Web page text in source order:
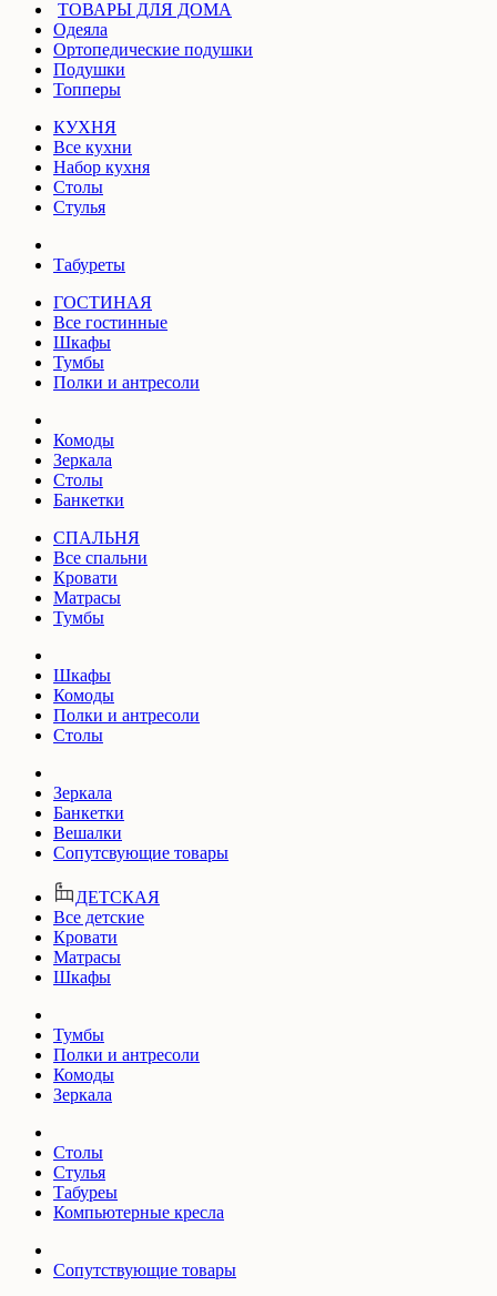
ТОВАРЫ ДЛЯ ДОМА
Одеяла
Ортопедические подушки
Подушки
Топперы
КУХНЯ
Все кухни
Набор кухня
Столы
Стулья
Табуреты
ГОСТИНАЯ
Все гостинные
Шкафы
Тумбы
Полки и антресоли
Комоды
Зеркала
Столы
Банкетки
СПАЛЬНЯ
Все спальни
Кровати
Матрасы
Тумбы
Шкафы
Комоды
Полки и антресоли
Столы
Зеркала
Банкетки
Вешалки
Сопутсвующие товары
ДЕТСКАЯ
Все детские
Кровати
Матрасы
Шкафы
Тумбы
Полки и антресоли
Комоды
Зеркала
Столы
Стулья
Табуреы
Компьютерные кресла
Сопутствующие товары